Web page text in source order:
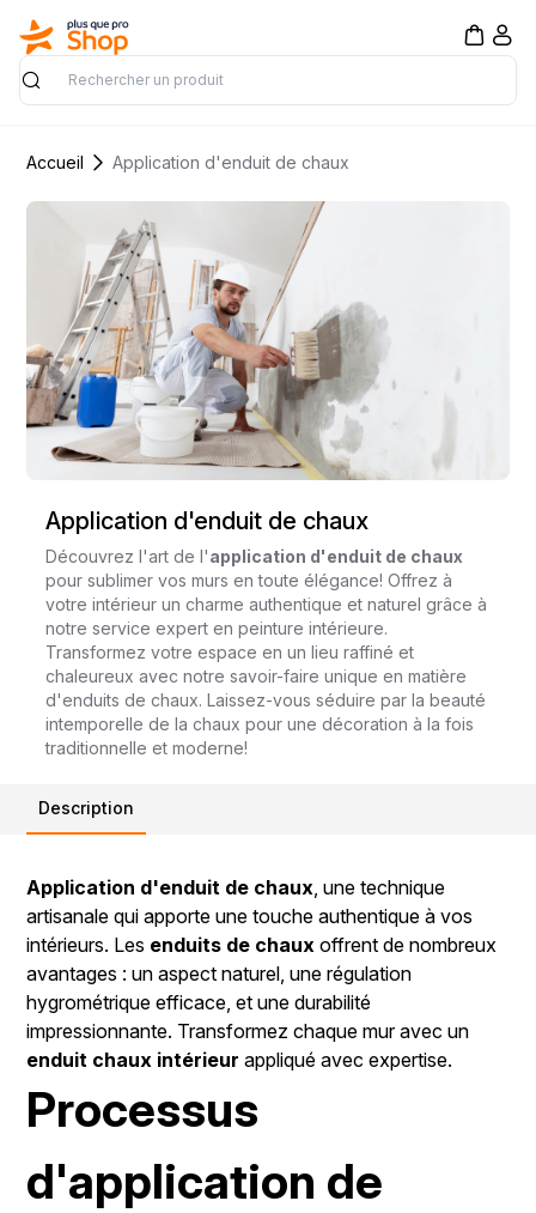
Rechercher
Accueil Application d'enduit de chaux
Application d'enduit de chaux
Découvrez l'art de l'application d'enduit de chaux
pour sublimer vos murs en toute élégance! Offrez à
votre intérieur un charme authentique et naturel grâce à
notre service expert en peinture intérieure.
Transformez votre espace en un lieu raffiné et
chaleureux avec notre savoir-faire unique en matière
d'enduits de chaux. Laissez-vous séduire par la beauté
intemporelle de la chaux pour une décoration à la fois
traditionnelle et moderne!
Description
Application d'enduit de chaux, une technique
artisanale qui apporte une touche authentique à vos
intérieurs. Les enduits de chaux offrent de nombreux
avantages : un aspect naturel, une régulation
hygrométrique efficace, et une durabilité
impressionnante. Transformez chaque mur avec un
enduit chaux intérieur appliqué avec expertise.
Processus
d'application de